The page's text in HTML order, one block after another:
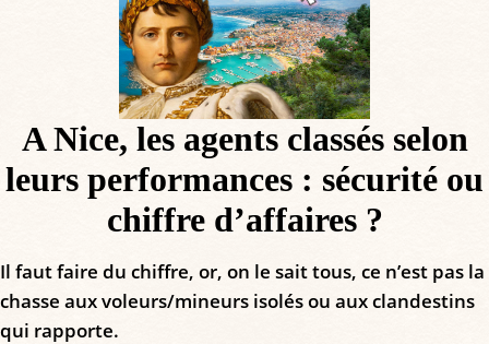
A Nice, les agents classés selon
leurs performances : sécurité ou
chiffre d’affaires ?
Il faut faire du chiffre, or, on le sait tous, ce n’est pas la
chasse aux voleurs/mineurs isolés ou aux clandestins
qui rapporte.